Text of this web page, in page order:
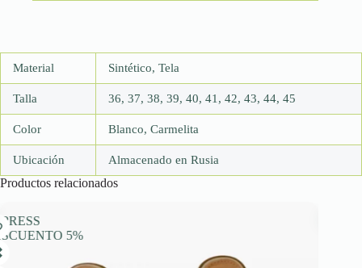
Material Sintético, Tela
Talla 36, 37, 38, 39, 40, 41, 42, 43, 44, 45
Color Blanco, Carmelita
Ubicación Almacenado en Rusia
Productos relacionados
5%